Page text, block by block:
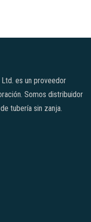
Ltd. es un proveedor
Somos distribuidor
tubería sin zanja.